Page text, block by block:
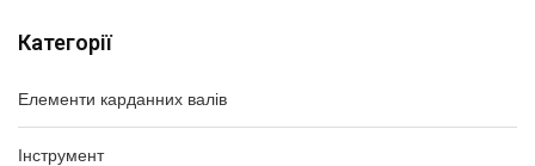
Категорії
Елементи карданних валів
Інструмент